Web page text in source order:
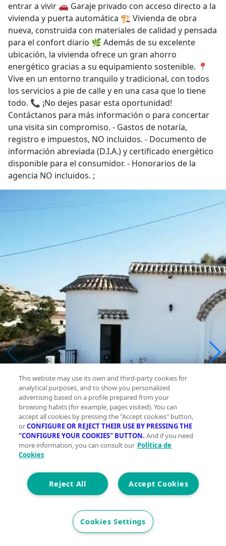
entrar a vivir 🚗 Garaje privado con acceso directo a la
vivienda y puerta automática 🏗️ Vivienda de obra
nueva, construida con materiales de calidad y pensada
para el confort diario 🌿 Además de su excelente
ubicación, la vivienda ofrece un gran ahorro
energético gracias a su equipamiento sostenible. 📍
Vive en un entorno tranquilo y tradicional, con todos
los servicios a pie de calle y en una casa que lo tiene
todo. 📞 ¡No dejes pasar esta oportunidad!
Contáctanos para más información o para concertar
una visita sin compromiso. - Gastos de notaría,
registro e impuestos, NO incluidos. - Documento de
información abreviada (D.I.A.) y certificado energético
disponible para el consumidor. - Honorarios de la
agencia NO incluidos. ;
This website may use its own and third-party cookies for
analytical purposes, and to show you personalized
advertising based on a profile prepared from your
browsing habits (for example, pages visited). You can
accept all cookies by pressing the "Accept cookies" button,
orCONFIGURE OR REJECT THEIR USE BY PRESSING THE
"CONFIGURE YOUR COOKIES" BUTTON. And if you need
more information, you can consult our Política de
Cookies
Accept Cookies
Reject All
Cookies Settings